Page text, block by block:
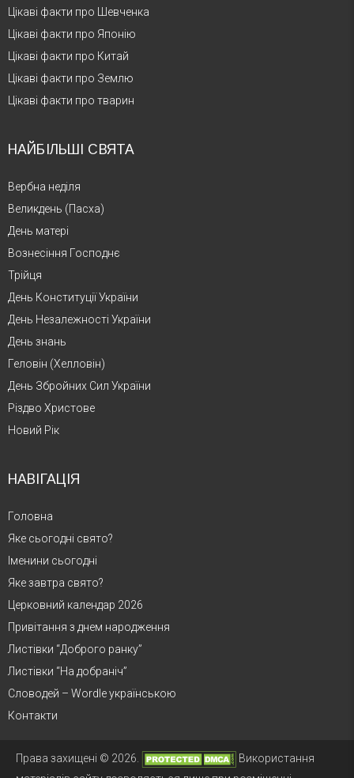
Цікаві факти про Шевченка
Цікаві факти про Японію
Цікаві факти про Китай
Цікаві факти про Землю
Цікаві факти про тварин
НАЙБІЛЬШІ СВЯТА
Вербна неділя
Великдень (Пасха)
День матері
Вознесіння Господнє
Трійця
День Конституції України
День Незалежності України
День знань
Геловін (Хелловін)
День Збройних Сил України
Різдво Христове
Новий Рік
НАВІГАЦІЯ
Головна
Яке сьогодні свято?
Іменини сьогодні
Яке завтра свято?
Церковний календар 2026
Привітання з днем народження
Листівки “Доброго ранку”
Листівки “На добраніч”
Словодей – Wordle українською
Контакти
Права захищені © 2026.
Використання